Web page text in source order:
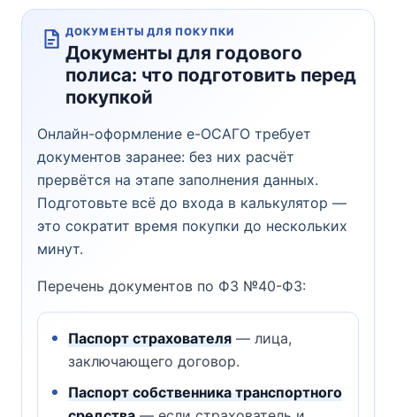
ДОКУМЕНТЫ ДЛЯ ПОКУПКИ
Документы для годового
полиса: что подготовить перед
покупкой
Онлайн-оформление е-ОСАГО требует
документов заранее: без них расчёт
прервётся на этапе заполнения данных.
Подготовьте всё до входа в калькулятор —
это сократит время покупки до нескольких
минут.
Перечень документов по ФЗ №40-ФЗ:
Паспорт страхователя — лица,
заключающего договор.
Паспорт собственника транспортного